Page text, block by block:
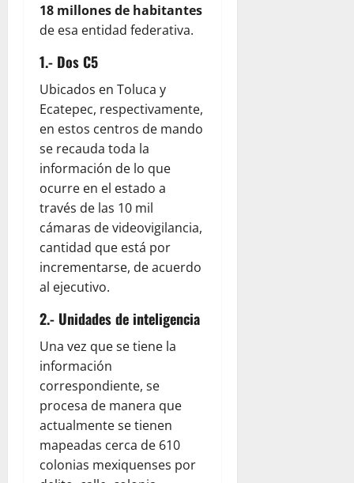
18 millones de habitantes
de esa entidad federativa.
1.- Dos C5
Ubicados en Toluca y
Ecatepec, respectivamente,
en estos centros de mando
se recauda toda la
información de lo que
ocurre en el estado a
través de las 10 mil
cámaras de videovigilancia,
cantidad que está por
incrementarse, de acuerdo
al ejecutivo.
2.- Unidades de inteligencia
Una vez que se tiene la
información
correspondiente, se
procesa de manera que
actualmente se tienen
mapeadas cerca de 610
colonias mexiquenses por